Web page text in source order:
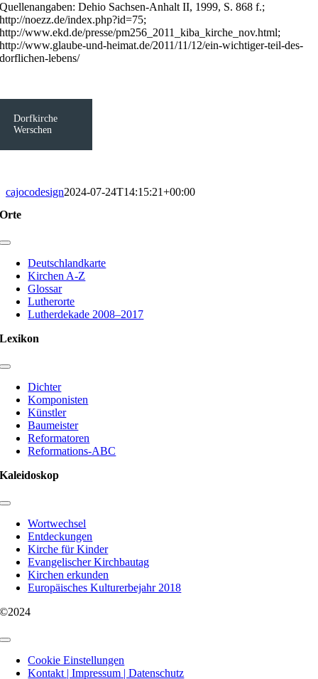
Quellenangaben: Dehio Sachsen-Anhalt II, 1999, S. 868 f.;
http://noezz.de/index.php?id=75;
http://www.ekd.de/presse/pm256_2011_kiba_kirche_nov.html;
http://www.glaube-und-heimat.de/2011/11/12/ein-wichtiger-teil-des-
dorflichen-lebens/
Dorfkirche
Werschen
cajocodesign2024-07-24T14:15:21+00:00
Orte
Toggle
NavigationDeutschlandkarte
Kirchen A-Z
Glossar
Lutherorte
Lutherdekade 2008–2017
Lexikon
Toggle
Navigation
Dichter
Komponisten
Künstler
Baumeister
Reformatoren
Reformations-ABC
Kaleidoskop
Toggle
NavigationWortwechsel
Entdeckungen
Kirche für Kinder
Evangelischer Kirchbautag
Kirchen erkunden
Europäisches Kulturerbejahr 2018
©2024
Toggle
NavigationCookie Einstellungen
Kontakt | Impressum | Datenschutz